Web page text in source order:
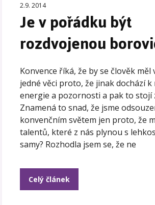
2.9. 2014
Je v pořádku být
rozdvojenou
Konvence říká, že by se člověk měl
jedné věci proto, že jinak dochází
energie a pozornosti a pak to stojí
Znamená to snad, že jsme
konvenčním světem jen proto, že
talentů, které z nás plynou s
samy? Rozhodla jsem se, že ne
Celý článek